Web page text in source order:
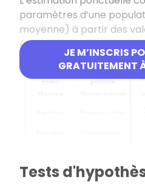
JE M’INSCRIS
GRATUITEMENT
paramètres d’une
moyenne) à partir des
échantillon de cette
Tests